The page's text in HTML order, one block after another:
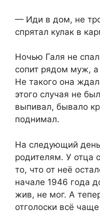
— Иди в дом, не
спрятал кулак в
Ночью Галя не
сопит рядом муж,
Не такого она
этого случая не
выпивал, бывало
поднимал.
На следующий
родителям. У отца
то, что от неё
начале 1946 года
жив, не мог. А
отголоски всё